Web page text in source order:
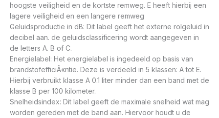
hoogste veiligheid en de kortste remweg. E heeft hierbij een
lagere veiligheid en een langere remweg
Geluidsproductie in dB: Dit label geeft het externe rolgeluid in
decibel aan. de geluidsclassificering wordt aangegeven in
de letters A. B of C.
Energielabel: Het energielabel is ingedeeld op basis van
brandstofefficiÃ«ntie. Deze is verdeeld in 5 klassen: A tot E.
Hierbij verbruikt klasse A 0.1 liter minder dan een band met de
klasse B per 100 kilometer.
Snelheidsindex: Dit label geeft de maximale snelheid wat mag
worden gereden met de band aan. Hiervoor houdt u de